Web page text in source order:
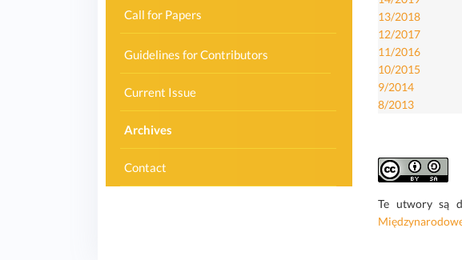
Call for Papers
Guidelines for Contributors
Current Issue
Archives
Contact
13/2018
12/2017
11/2016
10/2015
9/2014
8/2013
Te utwory są